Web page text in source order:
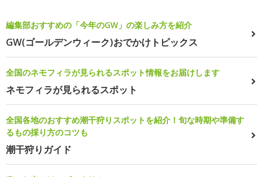
編集部おすすめの「今年のGW」の楽しみ方を紹介
GW(ゴールデンウィーク)おでかけトピックス
全国のネモフィラが見られるスポット情報をお届けします
ネモフィラが見られるスポット
全国各地のおすすめ潮干狩りスポットを紹介！旬な時期や準備す
るもの採り方のコツも
潮干狩りガイド